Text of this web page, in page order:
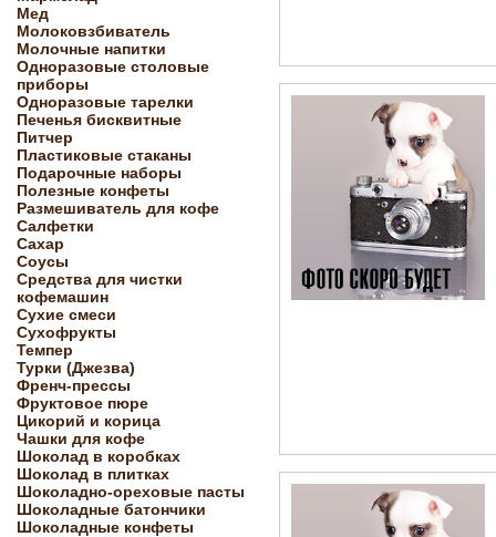
Мед
Молоковзбиватель
Молочные напитки
Одноразовые столовые
приборы
Одноразовые тарелки
Печенья бисквитные
Питчер
Пластиковые стаканы
Подарочные наборы
Полезные конфеты
Размешиватель для кофе
Салфетки
Сахар
Соусы
Средства для чистки
кофемашин
Сухие смеси
Сухофрукты
Темпер
Турки (Джезва)
Френч-прессы
Фруктовое пюре
Цикорий и корица
Чашки для кофе
Шоколад в коробках
Шоколад в плитках
Шоколадно-ореховые пасты
Шоколадные батончики
Шоколадные конфеты